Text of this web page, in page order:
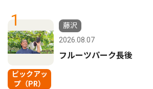
1
ピックアッ
プ（PR）
藤沢
2026.08.07
フルーツパーク長後